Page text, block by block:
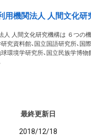
用機関法人 人間文化研
人 人間文化研究機構は ６つの機
究資料館、国立国語研究所、国
環境学研究所、国立民族学博物
最終更新日
2018/12/18